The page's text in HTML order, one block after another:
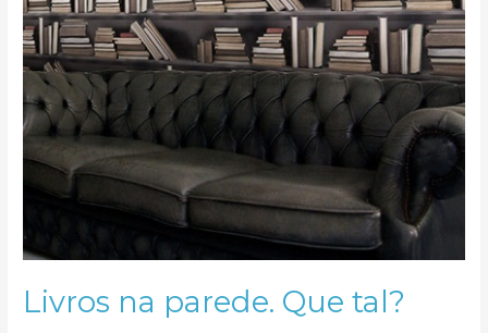
Livros na parede. Que tal?